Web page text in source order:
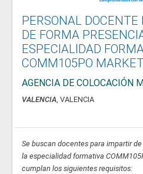
PERSONAL
DE FORMA
ESPECIALIDAD
COMM105PO
AGENCIA DE COLOCACIÓN
VALENCIA, VALENCIA
Se buscan docentes para impartir
la especialidad formativa
cumplan los siguientes requisitos: